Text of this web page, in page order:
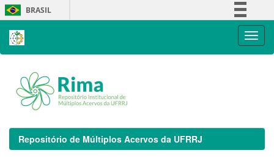
Skip
navigation
BRASIL
Repositório de Múltiplos Acervos da UFRRJ